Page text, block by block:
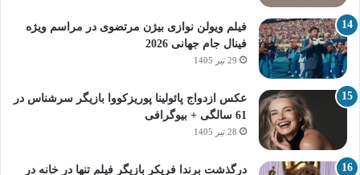
فیلم ویولن نوازی بیژن مرتضوی در مراسم ویژه
فینال جام جهانی 2026
29 تیر 1405
عکس ازدواج پائولینا پوریزکووا بازیگر سرشناس در
61 سالگی + بیوگرافی
28 تیر 1405
درگذشت برندا فریکر بازیگر فیلم تنها در خانه در